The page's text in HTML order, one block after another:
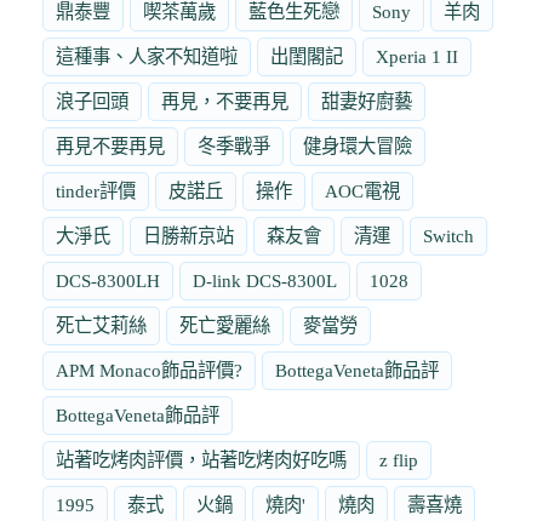
鼎泰豐 喫茶萬歲 藍色生死戀 Sony 羊肉
這種事、人家不知道啦 出閨閣記 Xperia 1 II
浪子回頭 再見，不要再見 甜妻好廚藝
再見不要再見 冬季戰爭 健身環大冒險
tinder評價 皮諾丘 操作 AOC電視
大淨氏 日勝新京站 森友會 清運 Switch
DCS-8300LH D-link DCS-8300L 1028
死亡艾莉絲 死亡愛麗絲 麥當勞
APM Monaco飾品評價? BottegaVeneta飾品評
BottegaVeneta飾品評
站著吃烤肉評價，站著吃烤肉好吃嗎 z flip
1995 泰式 火鍋 燒肉' 燒肉 壽喜燒